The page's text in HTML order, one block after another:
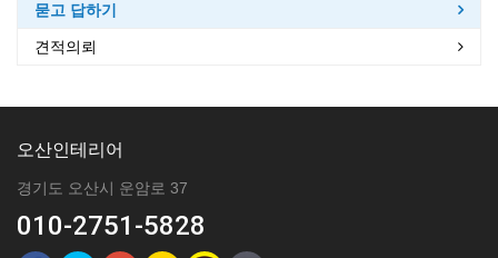
묻고 답하기
견적의뢰
오산인테리어
경기도 오산시 운암로 37
010-2751-5828